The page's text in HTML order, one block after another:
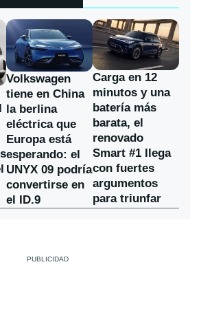
Volkswagen
tiene en China
la berlina
eléctrica que
Europa está
esperando: el
UNYX 09 podría
convertirse en
el ID.9
Carga en 12
minutos y una
batería más
barata, el
renovado
Smart #1 llega
con fuertes
argumentos
para triunfar